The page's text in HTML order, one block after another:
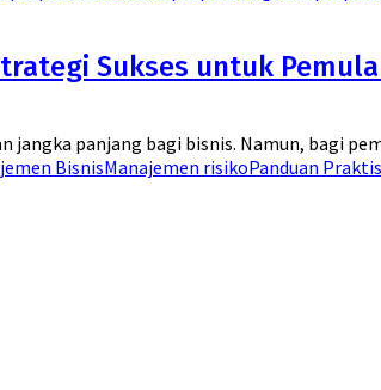
Sukses untuk
panjang bagi bisnis. Namun, bagi
BisnisManajemen risikoPanduan